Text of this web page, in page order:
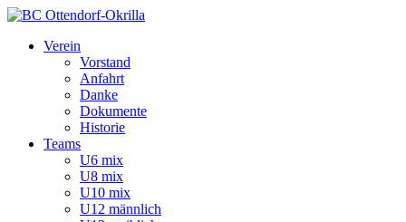
Verein
Vorstand
Anfahrt
Danke
Dokumente
Historie
Teams
U6 mix
U8 mix
U10 mix
U12 männlich